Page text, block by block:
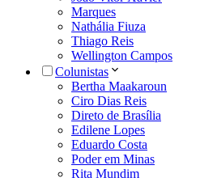
Marques
Nathália Fiuza
Thiago Reis
Wellington Campos
Colunistas
Bertha Maakaroun
Ciro Dias Reis
Direto de Brasília
Edilene Lopes
Eduardo Costa
Poder em Minas
Rita Mundim